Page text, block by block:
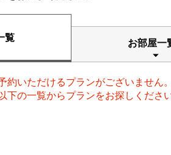
覧 お部屋一
約いただけるプランがございません
下の一覧からプランをお探しくださ